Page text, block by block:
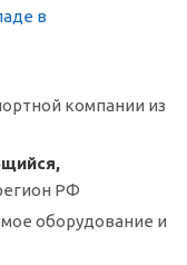
в
компании из
РФ
оборудование и